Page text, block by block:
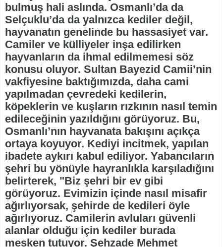
bulmuş hali aslında. Osmanlı’da da
Selçuklu’da da yalnızca kediler değil,
hayvanatın genelinde bu hassasiyet var.
Camiler ve külliyeler inşa edilirken
hayvanların da ihmal edilmemesi söz
konusu oluyor. Sultan Bayezid Camii’nin
vakfiyesine baktığımızda, daha cami
yapılmadan çevredeki kedilerin,
köpeklerin ve kuşların rızkının nasıl temin
edileceğinin yazıldığını görüyoruz. Bu,
Osmanlı’nın hayvanata bakışını açıkça
ortaya koyuyor. Kediyi incitmek, yapılan
ibadete aykırı kabul ediliyor. Yabancıların
şehri bu yönüyle hayranlıkla karşıladığını
belirterek, "Biz şehri bir ev gibi
görüyoruz. Evimizin içinde nasıl misafir
ağırlıyorsak, şehirde de kedileri öyle
ağırlıyoruz. Camilerin avluları güvenli
alanlar olduğu için kediler burada
mesken tutuyor. Şehzade Mehmet